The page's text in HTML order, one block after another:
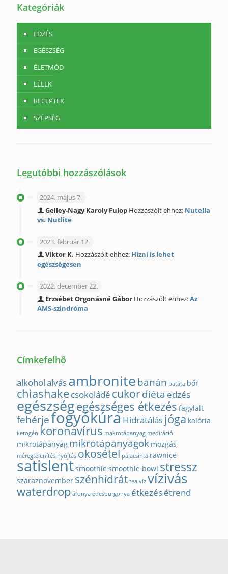
Kategóriák
EDZÉS
EGÉSZSÉG
ÉLETMÓD
LÉLEK
RECEPTEK
SZÉPSÉG
Legutóbbi hozzászólások
2024. május 7.
Gelley-Nagy Karoly Fulop Hozzászólt ehhez: Nutella
vs. Nutlite
2023. február 12.
Viktor K. Hozzászólt ehhez: Hízni is lehet
egészségesen
2022. december 22.
Erzsébet Orgonásné Gábor Hozzászólt ehhez:Az
AMS-szindróma
Címkefelhő
alkoholalvásambronite banán batáta bőr
chiashakecsokoládé cukordiéta edzés
egészségegészséges étkezés fagylalt
fehérjefogyókúraHidratálásjóga kalória
ketogén koronavírus makrotápanyag meditáció
mikrotápanyag mikrotápanyagok mozgás
méregtelenítés nyújtás okosétel palacsinta rawnice
satislentsmoothie smoothie bowl stressz
száraznovember szénhidrát tea víz vízivás
waterdrop áfonya édesburgonya étkezésétrend